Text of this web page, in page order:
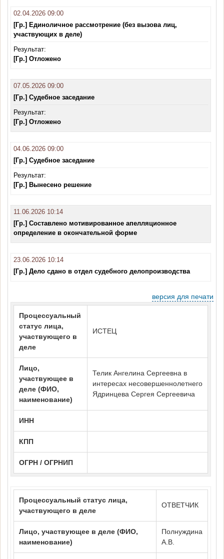
02.04.2026 09:00
[Гр.] Единоличное рассмотрение (без вызова лиц,
участвующих в деле)
Результат:
[Гр.] Отложено
07.05.2026 09:00
[Гр.] Судебное заседание
Результат:
[Гр.] Отложено
04.06.2026 09:00
[Гр.] Судебное заседание
Результат:
[Гр.] Вынесено решение
11.06.2026 10:14
[Гр.] Составлено мотивированное апелляционное
определение в окончательной форме
23.06.2026 10:14
[Гр.] Дело сдано в отдел судебного делопроизводства
версия для печати
Процессуальный
статус лица,
участвующего в
деле
ИСТЕЦ
Лицо,
участвующее в
деле (ФИО,
наименование)
Телик Ангелина Сергеевна в
интересах несовершеннолетнего
Ядринцева Сергея Сергеевича
ИНН
КПП
ОГРН / ОГРНИП
Процессуальный статус лица,
участвующего в деле
ОТВЕТЧИК
Лицо, участвующее в деле (ФИО,
наименование)
Полнуждина
А.В.